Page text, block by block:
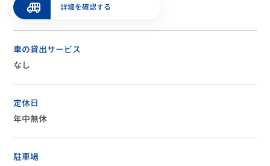
詳細を確認する
車の貸出サービス
なし
定休日
年中無休
駐車場